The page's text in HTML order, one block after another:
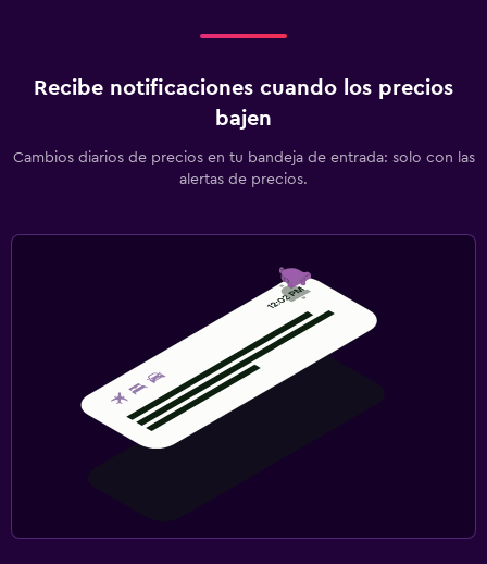
Recibe notificaciones cuando los precios
bajen
Cambios diarios de precios en tu bandeja de entrada: solo con las
alertas de precios.